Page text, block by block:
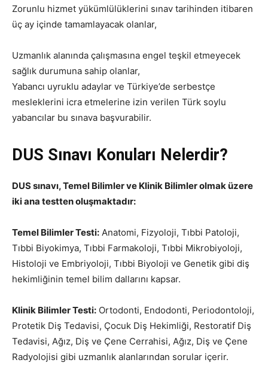
Zorunlu hizmet yükümlülüklerini sınav tarihinden itibaren
üç ay içinde tamamlayacak olanlar,
Uzmanlık alanında çalışmasına engel teşkil etmeyecek
sağlık durumuna sahip olanlar,
Yabancı uyruklu adaylar ve Türkiye’de serbestçe
mesleklerini icra etmelerine izin verilen Türk soylu
yabancılar bu sınava başvurabilir.
DUS Sınavı Konuları Nelerdir?
DUS sınavı, Temel Bilimler ve Klinik Bilimler olmak üzere
iki ana testten oluşmaktadır:
Temel Bilimler Testi: Anatomi, Fizyoloji, Tıbbi Patoloji,
Tıbbi Biyokimya, Tıbbi Farmakoloji, Tıbbi Mikrobiyoloji,
Histoloji ve Embriyoloji, Tıbbi Biyoloji ve Genetik gibi diş
hekimliğinin temel bilim dallarını kapsar.
Klinik Bilimler Testi: Ortodonti, Endodonti, Periodontoloji,
Protetik Diş Tedavisi, Çocuk Diş Hekimliği, Restoratif Diş
Tedavisi, Ağız, Diş ve Çene Cerrahisi, Ağız, Diş ve Çene
Radyolojisi gibi uzmanlık alanlarından sorular içerir.